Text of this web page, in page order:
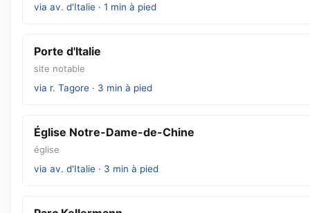
via av. d'Italie · 1 min à pied
Porte d'Italie
site notable
via r. Tagore · 3 min à pied
Église Notre-Dame-de-Chine
église
via av. d'Italie · 3 min à pied